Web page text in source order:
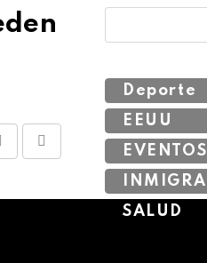
Deporte
EEUU
EVENTOS
SALUD